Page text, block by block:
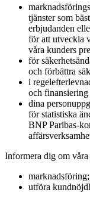
tjänster som
erbjudanden
för att utveckla
våra kunders
för
och förbättra
i
och
dina
för statistiska
BNP Paribas-
Informera dig om
marknadsföring;
utföra